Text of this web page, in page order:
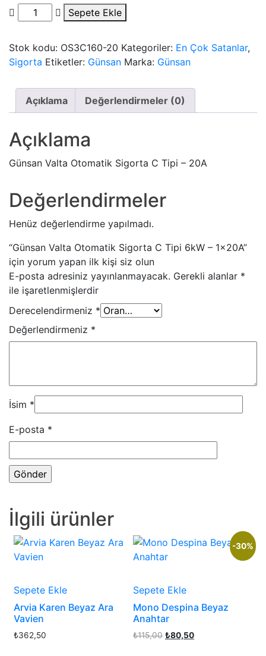
₺110,44.
Günsan
Valta
Sigorta
C
6kW
-
quantity
Sepete Ekle
Stok kodu: OS3C160-20 Kategoriler: En Çok Satanlar,
Sigorta Etiketler: Günsan Marka: Günsan
Açıklama Değerlendirmeler (0)
Açıklama
Günsan Valta Otomatik Sigorta C Tipi – 20A
Değerlendirmeler
Henüz değerlendirme yapılmadı.
“Günsan Valta Otomatik Sigorta C Tipi 6kW – 1x20A”
için yorum yapan ilk kişi siz olun
E-posta adresiniz yayınlanmayacak. Gerekli alanlar *
ile işaretlenmişlerdir
Derecelendirmeniz *
Değerlendirmeniz *
İsim *
E-posta *
İlgili ürünler
Sepete Ekle
Arvia Karen Beyaz Ara
Vavien
₺362,50
Sepete Ekle
-30%
Mono Despina Beyaz
Anahtar
₺115,00 Orijinal
₺80,50Şu